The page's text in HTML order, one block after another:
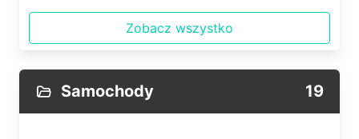
Zobacz wszystko
Samochody 19